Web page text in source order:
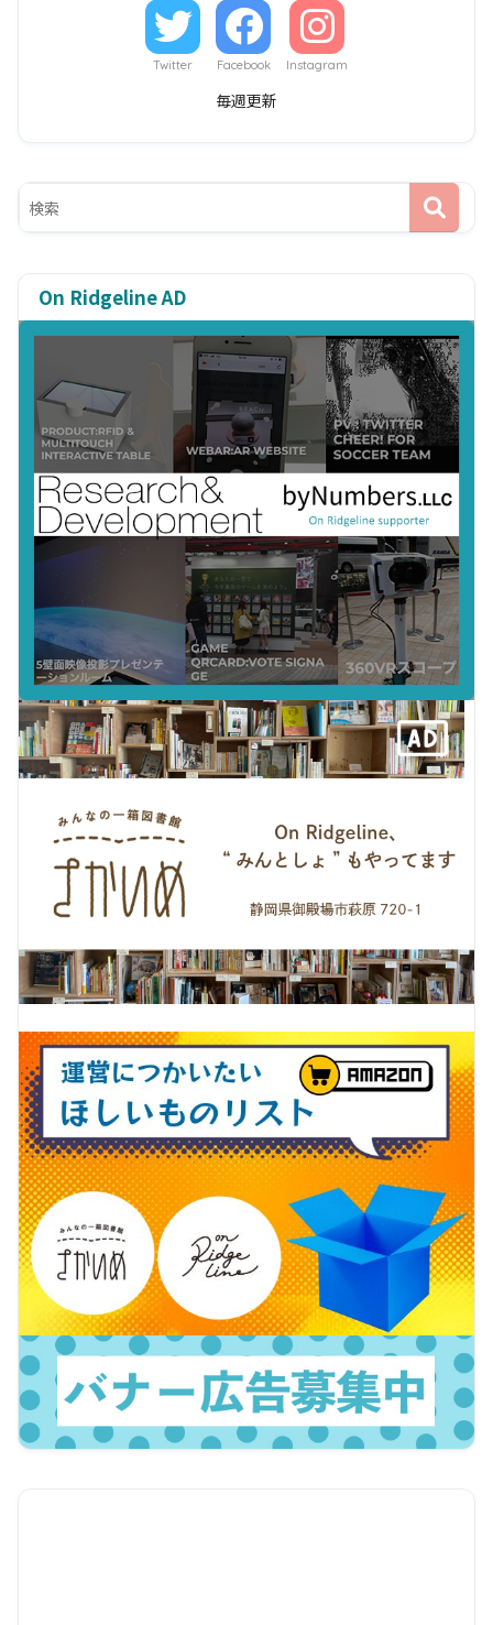
Twitter Facebook Instagram
毎週更新
On Ridgeline AD